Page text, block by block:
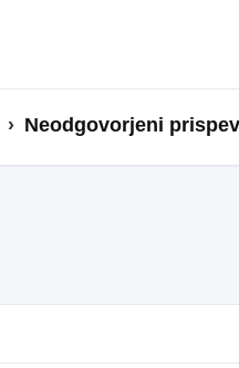
Neodgovorjeni